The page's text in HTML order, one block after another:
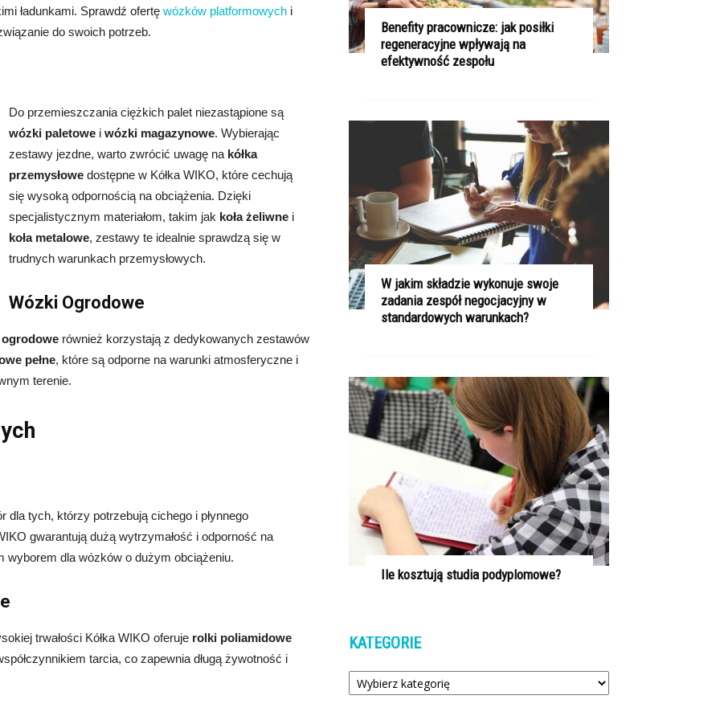
ładunkami. Sprawdź ofertę wózków platformowych i
do swoich potrzeb.
Do przemieszczania ciężkich palet niezastąpione są
wózki paletowe i wózki magazynowe. Wybierając
zestawy jezdne, warto zwrócić uwagę na kółka
przemysłowe dostępne w Kółka WIKO, które cechują
się wysoką odpornością na obciążenia. Dzięki
specjalistycznym materiałom, takim jak koła żeliwne i
koła metalowe, zestawy te idealnie sprawdzą się w
trudnych warunkach przemysłowych.
Wózki Ogrodowe
również korzystają z dedykowanych zestawów
pełne, które są odporne na warunki atmosferyczne i
terenie.
dla tych, którzy potrzebują cichego i płynnego
gwarantują dużą wytrzymałość i odporność na
dla wózków o dużym obciążeniu.
trwałości Kółka WIKO oferuje rolki poliamidowe
tarcia, co zapewnia długą żywotność i
Benefity pracownicze: jak posiłki
regeneracyjne wpływają na
efektywność zespołu
W jakim składzie wykonuje swoje
zadania zespół negocjacyjny w
standardowych warunkach?
Ile kosztują studia podyplomowe?
KATEGORIE
Kategorie